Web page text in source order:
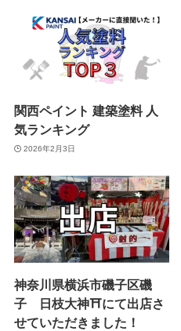
関西ペイント 建築塗料 人
気ランキング
2026年2月3日
神奈川県横浜市磯子区磯
子 日枝大神⛩️にて出店さ
せていただきました！